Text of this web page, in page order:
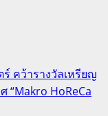
คว้ารางวัลเหรียญ
“Makro HoReCa